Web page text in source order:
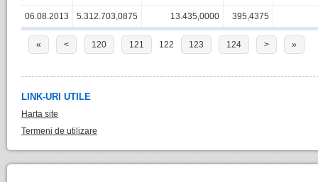
06.08.2013 5.312.703,0875 13.435,0000 395,4375
« < 120 121 122 123 124 > »
LINK-URI UTILE
Harta site
Termeni de utilizare